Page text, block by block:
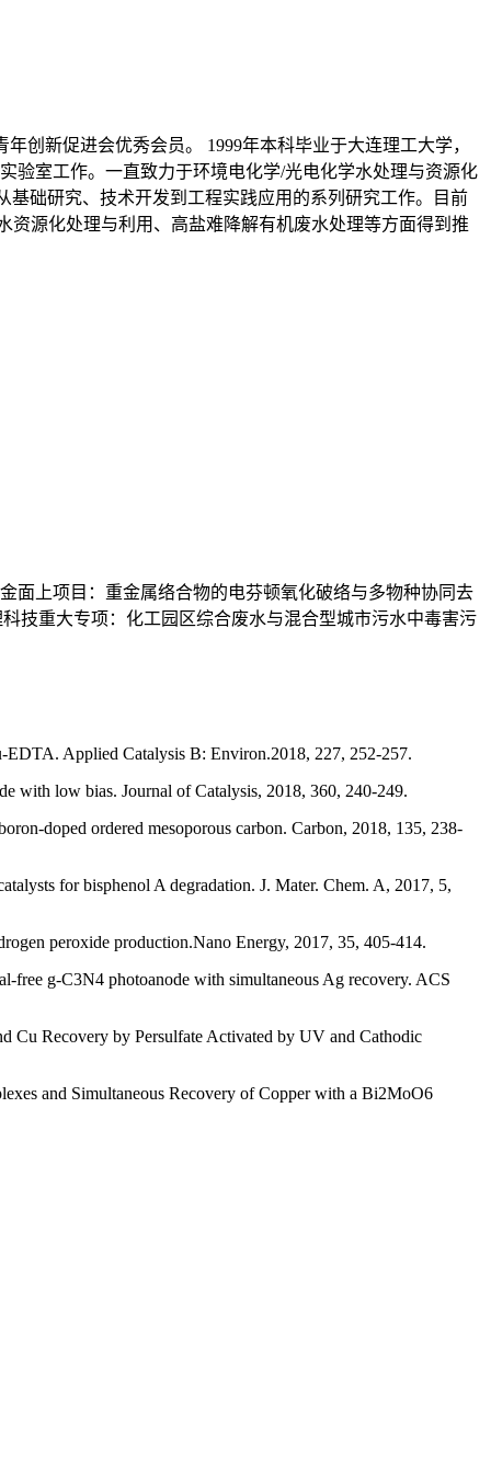
创新促进会优秀会员。 1999年本科毕业于大连理工大学，
验室工作。一直致力于环境电化学/光电化学水处理与资源化
础研究、技术开发到工程实践应用的系列研究工作。目前
资源化处理与利用、高盐难降解有机废水处理等方面得到推
面上项目：重金属络合物的电芬顿氧化破络与多物种协同去
技重大专项：化工园区综合废水与混合型城市污水中毒害污
EDTA. Applied Catalysis B: Environ.2018, 227, 252-257.
with low bias. Journal of Catalysis, 2018, 360, 240-249.
doped ordered mesoporous carbon. Carbon, 2018, 135, 238-
for bisphenol A degradation. J. Mater. Chem. A, 2017, 5,
peroxide production.Nano Energy, 2017, 35, 405-414.
free g-C3N4 photoanode with simultaneous Ag recovery. ACS
Cu Recovery by Persulfate Activated by UV and Cathodic
and Simultaneous Recovery of Copper with a Bi2MoO6